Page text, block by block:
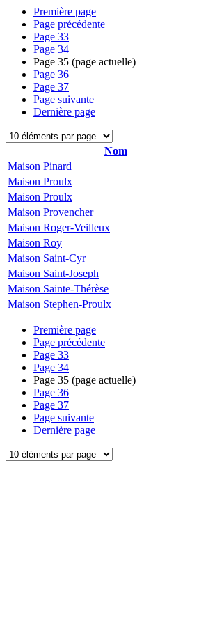
Première page
Page précédente
Page 33
Page 34
Page 35 (page actuelle)
Page 36
Page 37
Page suivante
Dernière page
Nom
Maison Pinard
Maison Proulx
Maison Proulx
Maison Provencher
Maison Roger-Veilleux
Maison Roy
Maison Saint-Cyr
Maison Saint-Joseph
Maison Sainte-Thérèse
Maison Stephen-Proulx
Première page
Page précédente
Page 33
Page 34
Page 35 (page actuelle)
Page 36
Page 37
Page suivante
Dernière page